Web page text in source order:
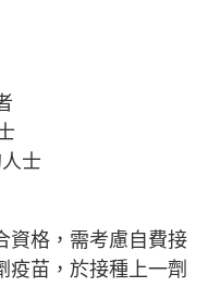
士
資格，需考慮自費接
疫苗，於接種上一劑